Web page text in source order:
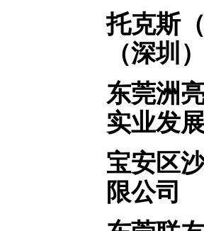
托克
（深圳
东莞
实业发
宝安
限公司